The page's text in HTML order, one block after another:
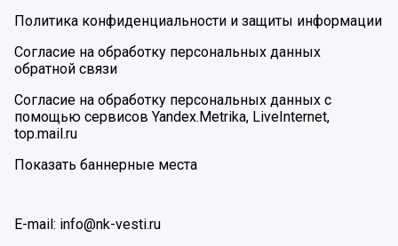
Политика конфиденциальности и защиты информации
Согласие на обработку персональных данных
обратной связи
Согласие на обработку персональных данных с
помощью сервисов Yandex.Metrika, LiveInternet,
top.mail.ru
Показать баннерные места
E-mail: info@nk-vesti.ru